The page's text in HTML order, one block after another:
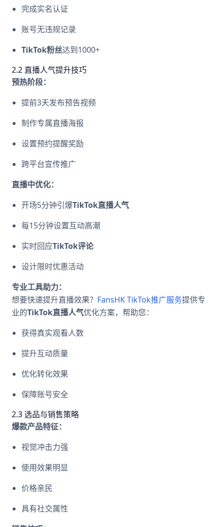
完成实名认证
账号无违规记录
TikTok粉丝达到1000+
2.2 直播人气提升技巧
预热阶段：
提前3天发布预告视频
制作专属直播海报
设置预约提醒奖励
跨平台宣传推广
直播中优化：
开场5分钟引爆TikTok直播人气
每15分钟设置互动高潮
实时回应TikTok评论
设计限时优惠活动
专业工具助力：
想要快速提升直播效果？ FansHK TikTok推广服务提供专
业的TikTok直播人气优化方案，帮助您：
获得真实观看人数
提升互动质量
优化转化效果
保障账号安全
2.3 选品与销售策略
爆款产品特征：
视觉冲击力强
使用效果明显
价格亲民
具有社交属性